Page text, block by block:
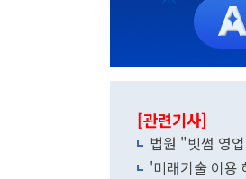
[관련기사]
법원 "빗썸 영
'미래기술 이용